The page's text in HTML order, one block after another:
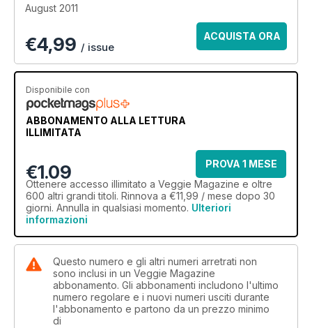
August 2011
€4,99 / issue
ACQUISTA ORA
Disponibile con
ABBONAMENTO ALLA LETTURA
ILLIMITATA
€1.09
PROVA 1 MESE
Ottenere accesso illimitato a Veggie Magazine e oltre
600 altri grandi titoli. Rinnova a €11,99 / mese dopo 30
giorni. Annulla in qualsiasi momento. Ulteriori
informazioni
Questo numero e gli altri numeri arretrati non
sono inclusi in un Veggie Magazine
abbonamento. Gli abbonamenti includono l'ultimo
numero regolare e i nuovi numeri usciti durante
l'abbonamento e partono da un prezzo minimo
di